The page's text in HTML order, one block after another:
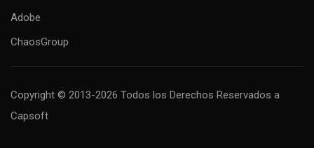
Adobe
ChaosGroup
Copyright © 2013-2026 Todos los Derechos Reservados a
Capsoft